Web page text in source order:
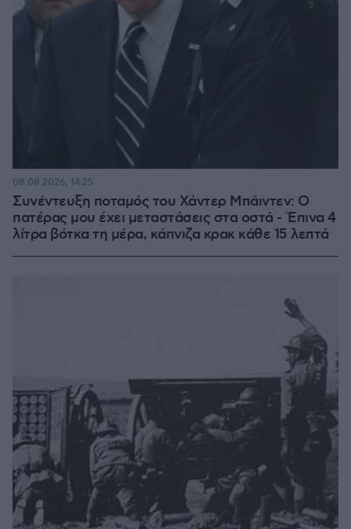
Συνέντευξη ποταμός του Χάντερ Μπάιντεν: Ο
πατέρας μου έχει μεταστάσεις στα οστά - Έπινα 4
λίτρα βότκα τη μέρα, κάπνιζα κρακ κάθε 15 λεπτά
08.08.2026, 14:25